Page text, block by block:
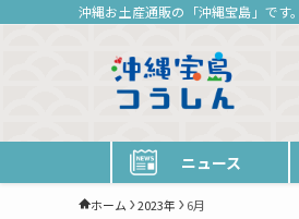
沖縄お土産通販の「沖縄宝島」です
ニュース
ホーム 2023年 6月